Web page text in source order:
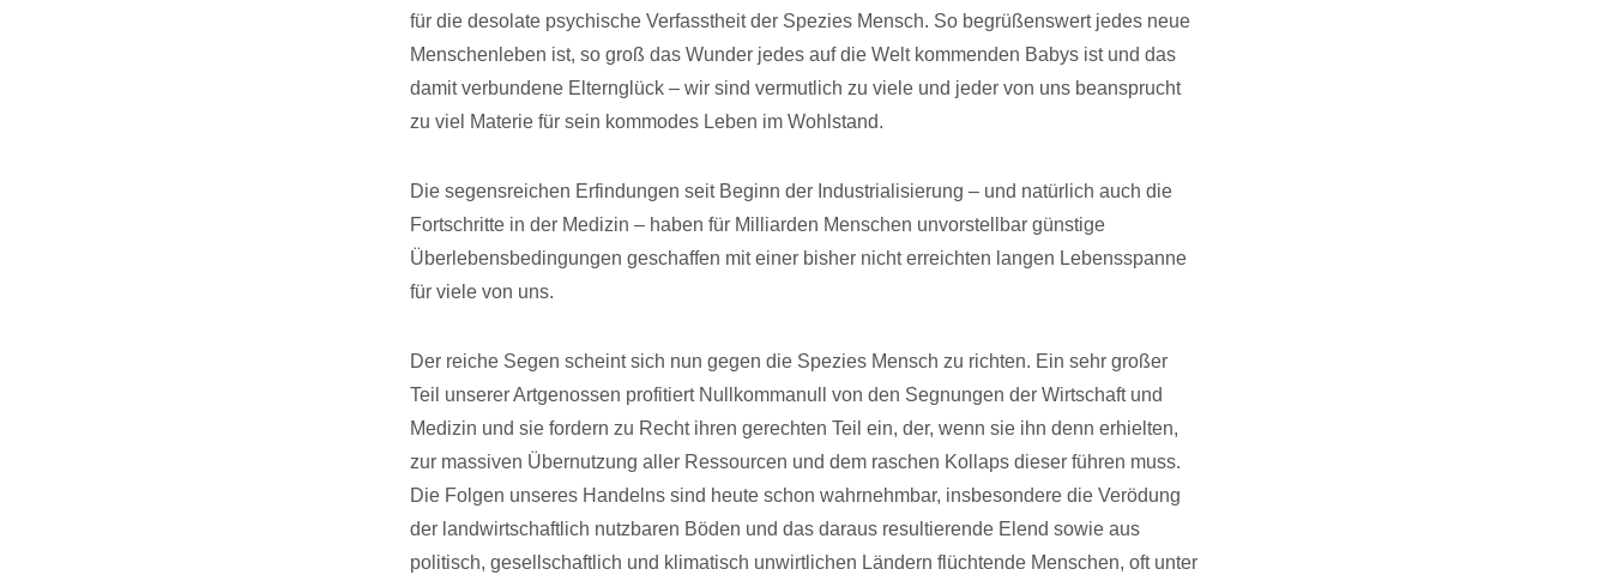
für die desolate psychische Verfasstheit der Spezies Mensch. So begrüßenswert jedes neue
Menschenleben ist, so groß das Wunder jedes auf die Welt kommenden Babys ist und das
damit verbundene Elternglück – wir sind vermutlich zu viele und jeder von uns beansprucht
zu viel Materie für sein kommodes Leben im Wohlstand.
Die segensreichen Erfindungen seit Beginn der Industrialisierung – und natürlich auch die
Fortschritte in der Medizin – haben für Milliarden Menschen unvorstellbar günstige
Überlebensbedingungen geschaffen mit einer bisher nicht erreichten langen Lebensspanne
für viele von uns.
Der reiche Segen scheint sich nun gegen die Spezies Mensch zu richten. Ein sehr großer
Teil unserer Artgenossen profitiert Nullkommanull von den Segnungen der Wirtschaft und
Medizin und sie fordern zu Recht ihren gerechten Teil ein, der, wenn sie ihn denn erhielten,
zur massiven Übernutzung aller Ressourcen und dem raschen Kollaps dieser führen muss.
Die Folgen unseres Handelns sind heute schon wahrnehmbar, insbesondere die Verödung
der landwirtschaftlich nutzbaren Böden und das daraus resultierende Elend sowie aus
politisch, gesellschaftlich und klimatisch unwirtlichen Ländern flüchtende Menschen, oft unter